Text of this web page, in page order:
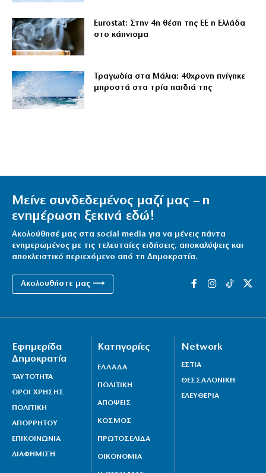
Eurostat: Στην 4η θέση της ΕΕ η Ελλάδα
στο κάπνισμα
Τραγωδία στα Μάλια: 40χρονη πνίγηκε
μπροστά στα τρία παιδιά της
Μείνε συνδεδεμένος μαζί μας – η
ενημέρωση ξεκινά εδώ!
Ακολούθησέ μας στα social media για να μένεις πάντα
ενημερωμένος με τις τελευταίες ειδήσεις, αποκαλύψεις και
αποκλειστικό περιεχόμενο από τη Δημοκρατία.
Ακολουθήστε μας ⟶
Εφημερίδα
Δημοκρατία
ΤΑΥΤΟΤΗΤΑ
ΟΡΟΙ ΧΡΗΣΗΣ
ΠΟΛΙΤΙΚΗ
ΑΠΟΡΡΗΤΟΥ
ΕΠΙΚΟΙΝΩΝΙΑ
ΔΙΑΦΗΜΙΣΗ
Κατηγορίες
ΕΛΛΑΔΑ
ΠΟΛΙΤΙΚΗ
ΑΠΟΨΕΙΣ
ΚΟΣΜΟΣ
ΠΡΩΤΟΣΕΛΙΔΑ
ΟΙΚΟΝΟΜΙΑ
Network
ΕΣΤΙΑ
ΘΕΣΣΑΛΟΝΙΚΗ
ΕΛΕΥΘΕΡΙΑ